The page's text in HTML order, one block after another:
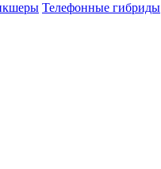
Телефонные гибриды